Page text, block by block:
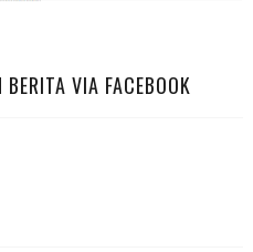
VIA FACEBOOK